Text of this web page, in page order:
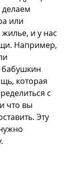
или
и у нас
Например,
бабушкин
которая
с
что вы
Эту